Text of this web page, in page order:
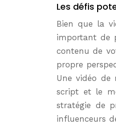
Les défis
Bien que la
important de
contenu de
propre
Une vidéo de
script et le
stratégie de
influenceurs